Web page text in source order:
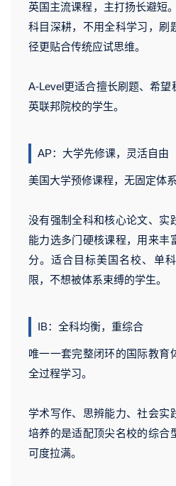
英国主流课程，主打扬长避短
科目深耕，不用全科学习，刷
径更贴合传统应试思维。
A-Level更适合擅长刷题、希
英联邦院校的学生。
AP：大学先修课，灵活自由
美国大学预修课程，无固定体
没有强制全科和核心论文、实
能力选多门硬核课程，用来丰
分。适合目标美国名校、单
限，不想被体系束缚的学生。
IB：全科均衡，重综合
唯一一套完整闭环的国际教育
全过程学习。
学术写作、思辨能力、社会实
培养的是适配顶尖名校的综合
可度拉满。